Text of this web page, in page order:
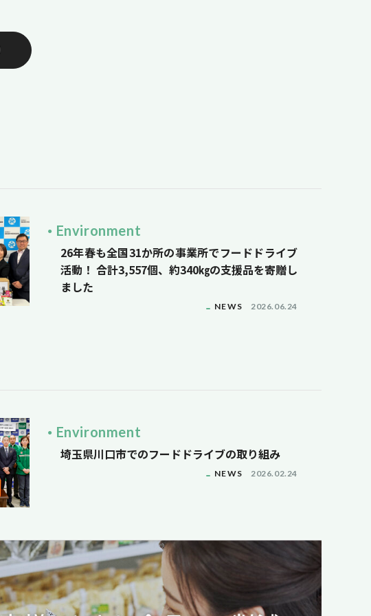
Environment
26年春も全国31か所の事業所でフードドライブ
活動！ 合計3,557個、約340㎏の支援品を寄贈し
ました
NEWS 2026.06.24
Environment
埼玉県川口市でのフードドライブの取り組み
NEWS 2026.02.24